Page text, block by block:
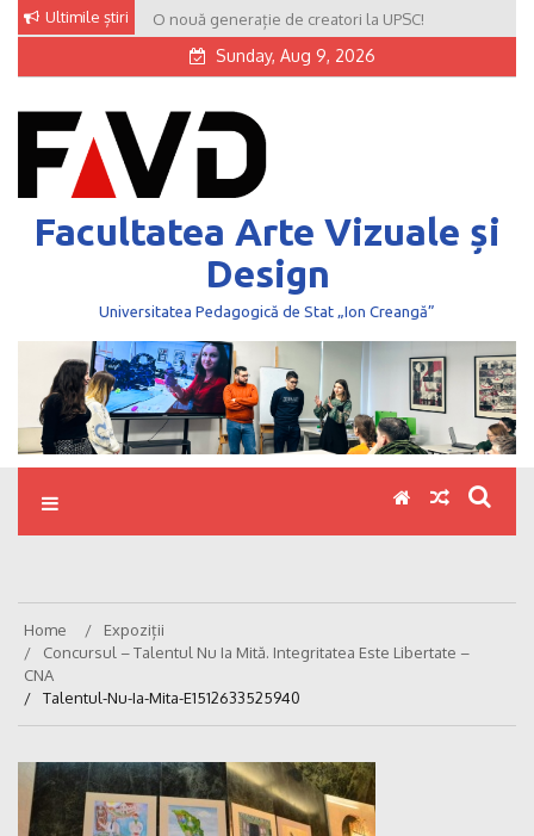
Skip
content
Ultimile știri O nouă generație de creatori la UPSC!
Sunday, Aug 9, 2026
Facultatea Arte Vizuale și
Design
Universitatea Pedagogică de Stat „Ion Creangă”
Home
Expoziții
Concursul – Talentul Nu Ia Mită. Integritatea Este Libertate –
CNA
Talentul-Nu-Ia-Mita-E1512633525940